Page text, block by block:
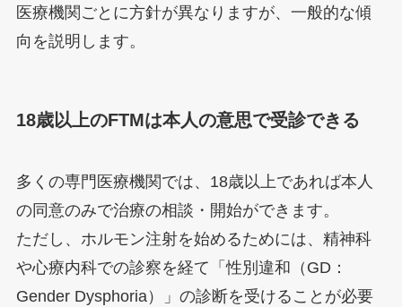
医療機関ごとに方針が異なりますが、一般的な傾
向を説明します。
18歳以上のFTMは本人の意思で受診できる
多くの専門医療機関では、18歳以上であれば本人
の同意のみで治療の相談・開始ができます。
ただし、ホルモン注射を始めるためには、精神科
や心療内科での診察を経て「性別違和（GD：
Gender Dysphoria）」の診断を受けることが必要